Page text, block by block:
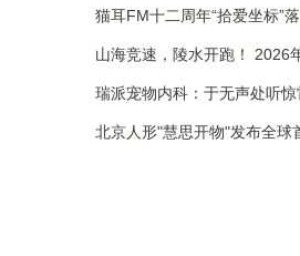
猫耳FM十二周年“拾爱坐标”
山海竞速，陵水开跑！ 2026
瑞派宠物内科：于无声处听
北京人形"慧思开物"发布全球